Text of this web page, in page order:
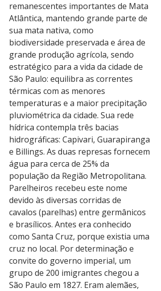
remanescentes importantes de Mata
Atlântica, mantendo grande parte de
sua mata nativa, como
biodiversidade preservada e área de
grande produção agrícola, sendo
estratégico para a vida da cidade de
São Paulo: equilibra as correntes
térmicas com as menores
temperaturas e a maior precipitação
pluviométrica da cidade. Sua rede
hídrica contempla três bacias
hidrográficas: Capivari, Guarapiranga
e Billings. As duas represas fornecem
água para cerca de 25% da
população da Região Metropolitana.
Parelheiros recebeu este nome
devido às diversas corridas de
cavalos (parelhas) entre germânicos
e brasílicos. Antes era conhecido
como Santa Cruz, porque existia uma
cruz no local. Por determinação e
convite do governo imperial, um
grupo de 200 imigrantes chegou a
São Paulo em 1827. Eram alemães,